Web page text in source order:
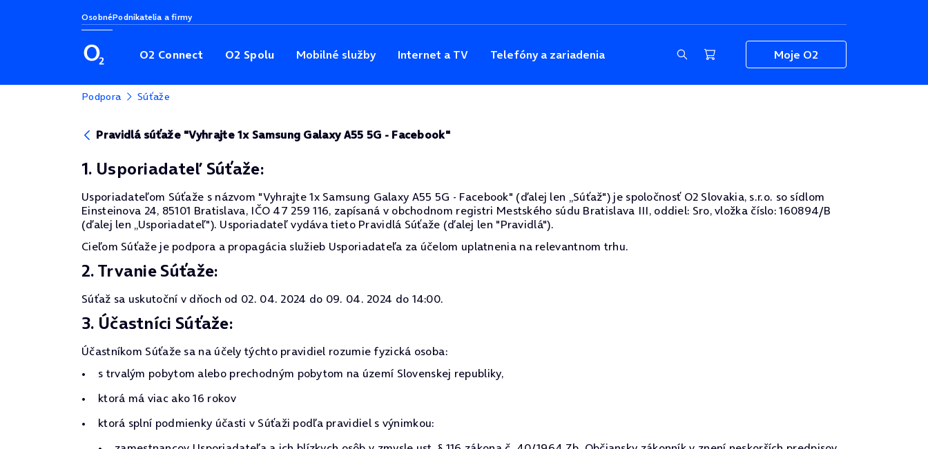
OsobnéPodnikatelia a firmy
O2 Connect O2 Spolu Mobilné služby Internet a TV Telefóny a zariadenia Moje O2
Podpora Súťaže
Pravidlá súťaže "Vyhrajte 1x Samsung Galaxy A55 5G - Facebook"
1. Usporiadateľ Súťaže:
Usporiadateľom Súťaže s názvom "Vyhrajte 1x Samsung Galaxy A55 5G - Facebook" (ďalej len „Súťaž") je spoločnosť O2 Slovakia, s.r.o. so sídlom
Einsteinova 24, 85101 Bratislava, IČO 47 259 116, zapísaná v obchodnom registri Mestského súdu Bratislava III, oddiel: Sro, vložka číslo: 160894/B
(ďalej len „Usporiadateľ"). Usporiadateľ vydáva tieto Pravidlá Súťaže (ďalej len "Pravidlá").
Cieľom Súťaže je podpora a propagácia služieb Usporiadateľa za účelom uplatnenia na relevantnom trhu.
2. Trvanie Súťaže:
Súťaž sa uskutoční v dňoch od 02. 04. 2024 do 09. 04. 2024 do 14:00.
3. Účastníci Súťaže:
Účastníkom Súťaže sa na účely týchto pravidiel rozumie fyzická osoba:
s trvalým pobytom alebo prechodným pobytom na území Slovenskej republiky,
ktorá má viac ako 16 rokov
ktorá splní podmienky účasti v Súťaži podľa pravidiel s výnimkou: